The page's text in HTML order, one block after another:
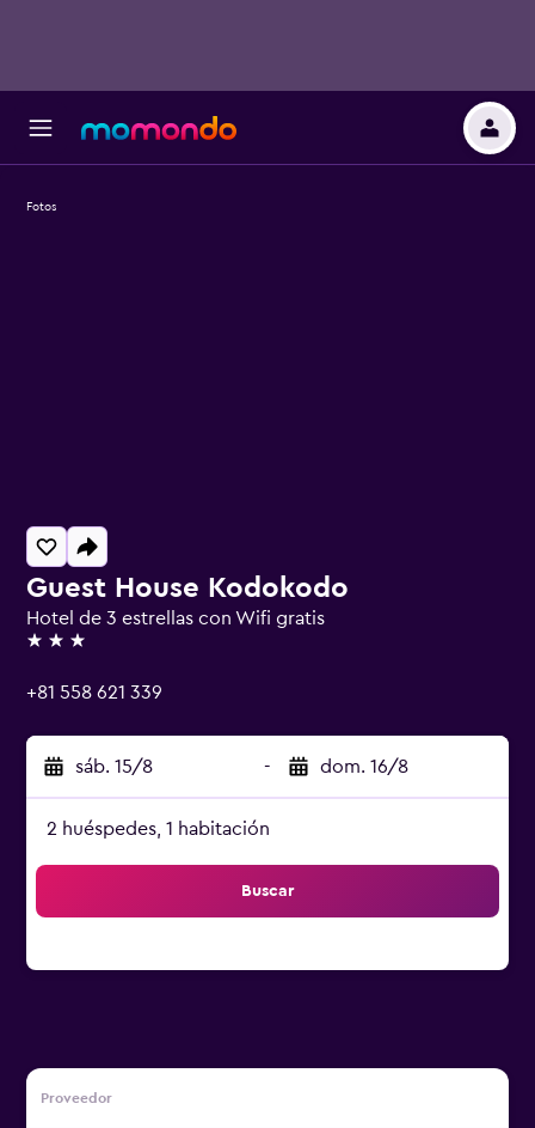
Guest House Kodokodo
Hotel de 3 estrellas con Wifi gratis
3 estrellas
+81 558 621 339
sáb. 15/8 - dom. 16/8
2 huéspedes, 1 habitación
Buscar
Proveedor
Fotos